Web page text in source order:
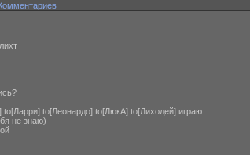
to[Леонардо] to[ЛюкА] to[Лиходей] играют
не знаю)